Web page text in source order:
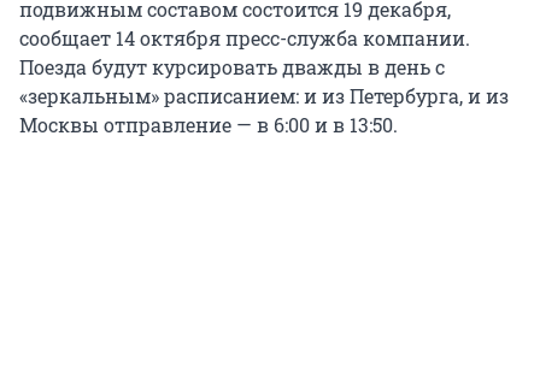
подвижным составом состоится 19 декабря,
сообщает 14 октября пресс-служба компании.
Поезда будут курсировать дважды в день с
«зеркальным» расписанием: и из Петербурга, и из
Москвы отправление — в 6:00 и в 13:50.